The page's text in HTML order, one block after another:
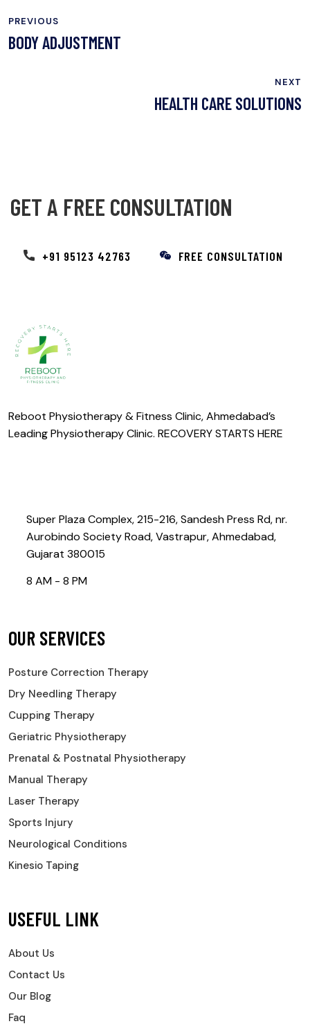
PREVIOUS
BODY ADJUSTMENT
NEXT
HEALTH CARE SOLUTIONS
GET A FREE CONSULTATION
+91 95123 42763 FREE CONSULTATION
Reboot Physiotherapy & Fitness Clinic, Ahmedabad’s
Leading Physiotherapy Clinic. RECOVERY STARTS HERE
Super Plaza Complex, 215-216, Sandesh Press Rd, nr.
Aurobindo Society Road, Vastrapur, Ahmedabad,
Gujarat 380015
8 AM - 8 PM
OUR SERVICES
Posture Correction Therapy
Dry Needling Therapy
Cupping Therapy
Geriatric Physiotherapy
Prenatal & Postnatal Physiotherapy
Manual Therapy
Laser Therapy
Sports Injury
Neurological Conditions
Kinesio Taping
USEFUL LINK
About Us
Contact Us
Our Blog
Faq